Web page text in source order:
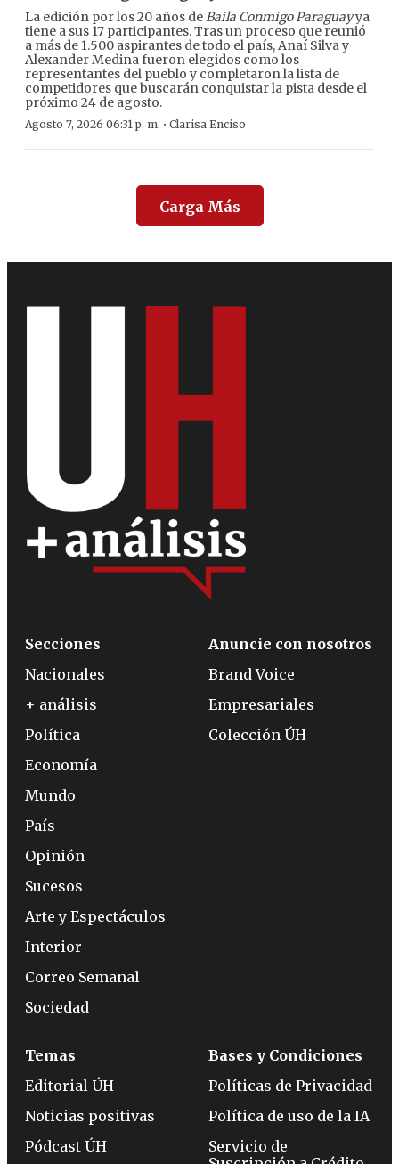
La edición por los 20 años deBaila Conmigo Paraguayya
tiene a sus 17 participantes. Tras un proceso que reunió
a más de 1.500 aspirantes de todo el país, Anaí Silva y
Alexander Medina fueron elegidos como los
representantes del pueblo y completaron la lista de
competidores que buscarán conquistar la pista desde el
próximo 24 de agosto.
Agosto 7, 2026 06:31 p. m. · Clarisa Enciso
Carga Más
Secciones
Nacionales
+ análisis
Política
Economía
Mundo
País
Opinión
Sucesos
Arte y Espectáculos
Interior
Correo Semanal
Sociedad
Anuncie con nosotros
Brand Voice
Empresariales
Colección ÚH
Temas
Editorial ÚH
Noticias positivas
Pódcast ÚH
Bases y Condiciones
Políticas de Privacidad
Política de uso de la IA
Servicio de